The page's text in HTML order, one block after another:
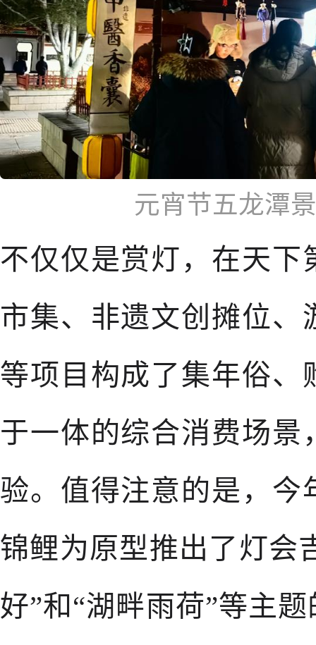
元宵节五龙潭
不仅仅是赏灯，在天下
市集、非遗文创摊位、
等项目构成了集年俗、
于一体的综合消费场景
验。值得注意的是，今
锦鲤为原型推出了灯会
好”和“湖畔雨荷”等主